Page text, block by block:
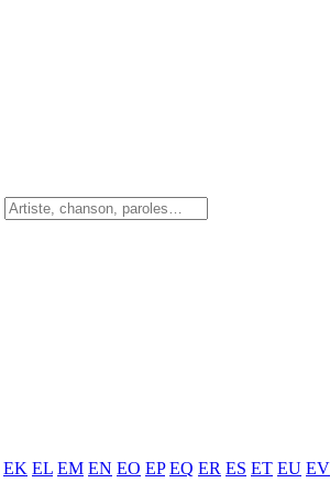
EK EL EM EN EO EP EQ ER ES ET EU EV